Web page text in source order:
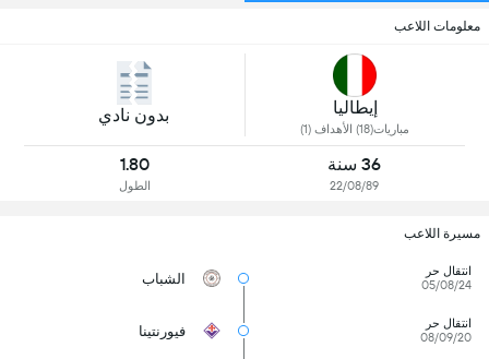
معلومات اللاعب
إيطاليا
مباريات(18) الأهداف (1)
بدون نادي
36 سنة
22/08/89
1.80
الطول
مسيرة اللاعب
انتقال حر
05/08/24
الشباب
انتقال حر
08/09/20
فيورنتينا